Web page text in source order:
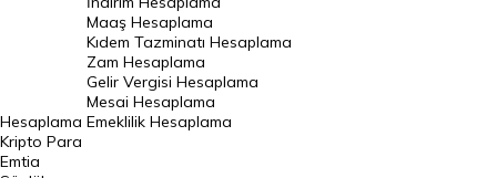
Serbest Piyasa Döviz Kurları
Merkez Bankası Döviz Kurları
Altın Fiyatları
Gram Altın Fiyatı
Hesaplama
Maaş Hesaplama
Kıdem Tazminatı Hesaplama
Zam Hesaplama
Gelir Vergisi Hesaplama
Mesai Hesaplama
Emeklilik Hesaplama
Kripto Para
Emtia